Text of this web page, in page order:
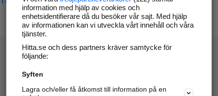
Hitta.se - Gratis nummerupplysning.
information med hjälp av cookies och
enhetsidentifierare då du besöker vår sajt. Med hjälp
av informationen kan vi utveckla vårt innehåll och våra
tjänster.
Hitta.se och dess partners kräver samtycke för
följande:
Syften
Lagra och/eller få åtkomst till information på en